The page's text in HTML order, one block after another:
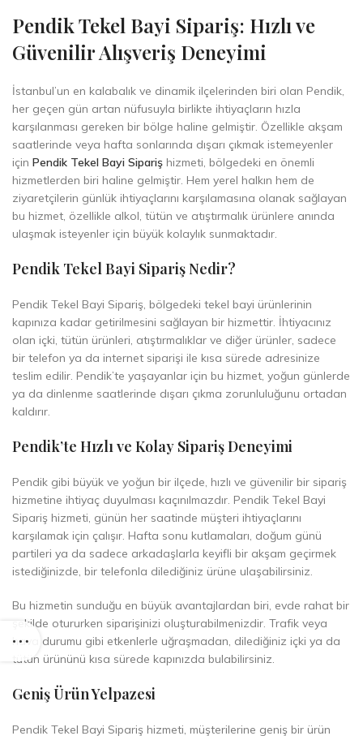
Pendik Tekel Bayi Sipariş: Hızlı ve
Güvenilir Alışveriş Deneyimi
İstanbul’un en kalabalık ve dinamik ilçelerinden biri olan Pendik,
her geçen gün artan nüfusuyla birlikte ihtiyaçların hızla
karşılanması gereken bir bölge haline gelmiştir. Özellikle akşam
saatlerinde veya hafta sonlarında dışarı çıkmak istemeyenler
için Pendik Tekel Bayi Sipariş hizmeti, bölgedeki en önemli
hizmetlerden biri haline gelmiştir. Hem yerel halkın hem de
ziyaretçilerin günlük ihtiyaçlarını karşılamasına olanak sağlayan
bu hizmet, özellikle alkol, tütün ve atıştırmalık ürünlere anında
ulaşmak isteyenler için büyük kolaylık sunmaktadır.
Pendik Tekel Bayi Sipariş Nedir?
Pendik Tekel Bayi Sipariş, bölgedeki tekel bayi ürünlerinin
kapınıza kadar getirilmesini sağlayan bir hizmettir. İhtiyacınız
olan içki, tütün ürünleri, atıştırmalıklar ve diğer ürünler, sadece
bir telefon ya da internet siparişi ile kısa sürede adresinize
teslim edilir. Pendik’te yaşayanlar için bu hizmet, yoğun günlerde
ya da dinlenme saatlerinde dışarı çıkma zorunluluğunu ortadan
kaldırır.
Pendik’te Hızlı ve Kolay Sipariş Deneyimi
Pendik gibi büyük ve yoğun bir ilçede, hızlı ve güvenilir bir sipariş
hizmetine ihtiyaç duyulması kaçınılmazdır. Pendik Tekel Bayi
Sipariş hizmeti, günün her saatinde müşteri ihtiyaçlarını
karşılamak için çalışır. Hafta sonu kutlamaları, doğum günü
partileri ya da sadece arkadaşlarla keyifli bir akşam geçirmek
istediğinizde, bir telefonla dilediğiniz ürüne ulaşabilirsiniz.
Bu hizmetin sunduğu en büyük avantajlardan biri, evde rahat bir
şekilde otururken siparişinizi oluşturabilmenizdir. Trafik veya
hava durumu gibi etkenlerle uğraşmadan, dilediğiniz içki ya da
tütün ürününü kısa sürede kapınızda bulabilirsiniz.
Geniş Ürün Yelpazesi
Pendik Tekel Bayi Sipariş hizmeti, müşterilerine geniş bir ürün